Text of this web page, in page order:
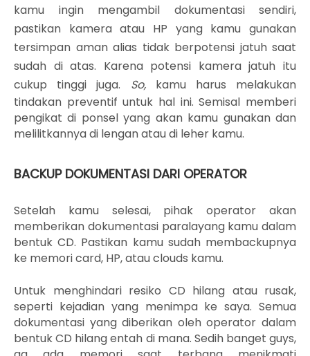
kamu ingin mengambil dokumentasi sendiri,
pastikan kamera atau HP yang kamu gunakan
tersimpan aman alias tidak berpotensi jatuh saat
sudah di atas. Karena potensi kamera jatuh itu
cukup tinggi juga. So, kamu harus melakukan
tindakan preventif untuk hal ini. Semisal memberi
pengikat di ponsel yang akan kamu gunakan dan
melilitkannya di lengan atau di leher kamu.
BACKUP DOKUMENTASI DARI OPERATOR
Setelah kamu selesai, pihak operator akan
memberikan dokumentasi paralayang kamu dalam
bentuk CD. Pastikan kamu sudah membackupnya
ke memori card, HP, atau clouds kamu.
Untuk menghindari resiko CD hilang atau rusak,
seperti kejadian yang menimpa ke saya. Semua
dokumentasi yang diberikan oleh operator dalam
bentuk CD hilang entah di mana. Sedih banget guys,